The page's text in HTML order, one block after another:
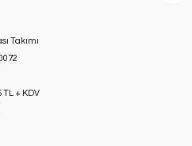
Takımı
TL + KDV